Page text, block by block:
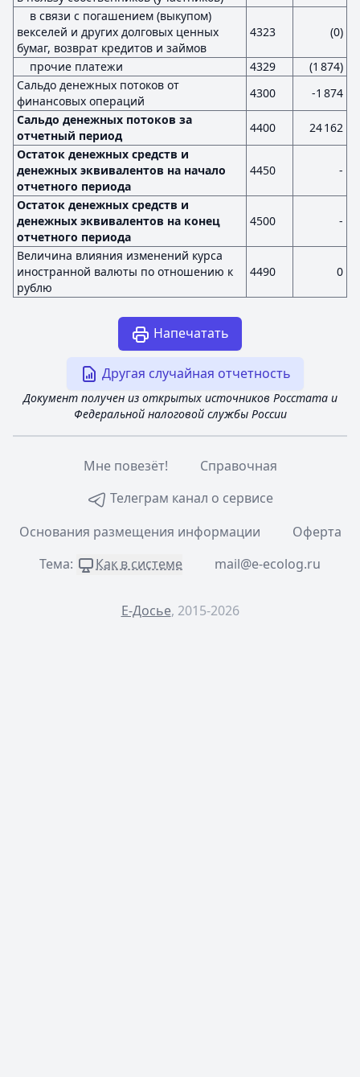
в связи с погашением (выкупом)
векселей и других долговых ценных
бумаг, возврат кредитов и займов
4323 (0)
прочие платежи 4329
(1 874)
Сальдо денежных потоков от
финансовых операций
4300
-1 874
Сальдо денежных потоков за
отчетный период
4400
24 162
Остаток денежных средств и
денежных эквивалентов на начало
отчетного периода
4450 -
Остаток денежных средств и
денежных эквивалентов на конец
отчетного периода
4500 -
Величина влияния изменений курса
иностранной валюты по отношению к
рублю
4490 0
Напечатать
Другая случайная отчетность
Документ получен из открытых источников Росстата и
Федеральной налоговой службы России
Мне повезёт!
Справочная
Телеграм канал о сервисе
Основания размещения информации
Оферта
Тема:
Как в системе mail@e-ecolog.ru
Е-Досье, 2015-2026